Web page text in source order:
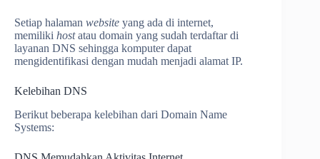
Setiap halaman website yang ada di internet,
memiliki hostatau domain yang sudah terdaftar di
layanan DNS sehingga komputer dapat
mengidentifikasi dengan mudah menjadi alamat IP.
Kelebihan DNS
Berikut beberapa kelebihan dari Domain Name
Systems: